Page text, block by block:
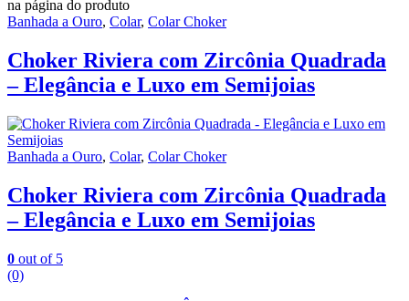
na página do produto
Banhada a Ouro, Colar, Colar Choker
Choker Riviera com Zircônia Quadrada
– Elegância e Luxo em Semijoias
Banhada a Ouro, Colar, Colar Choker
Choker Riviera com Zircônia Quadrada
– Elegância e Luxo em Semijoias
0 out of 5
(0)